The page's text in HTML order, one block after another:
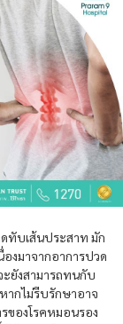
ทับเส้นประสาท มัก
งมาจากอาการปวด
ยังสามารถทนกับ
ากไม่รีบรักษาอาจ
ของโรคหมอนรอง